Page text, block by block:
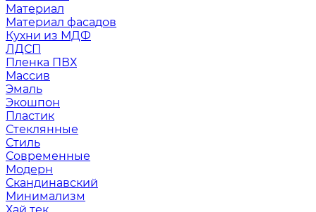
Материал
Материал фасадов
Кухни из МДФ
ЛДСП
Пленка ПВХ
Массив
Эмаль
Экошпон
Пластик
Стеклянные
Стиль
Современные
Модерн
Скандинавский
Минимализм